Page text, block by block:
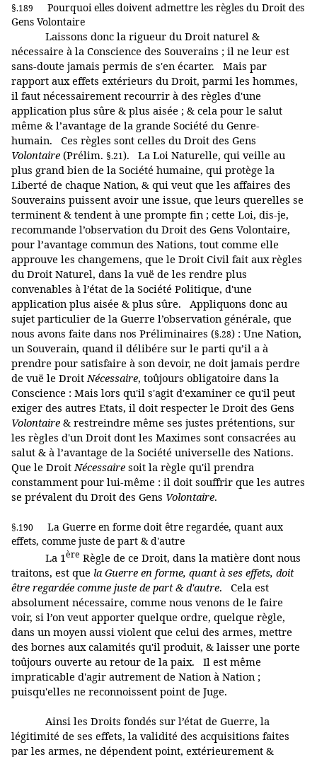
§.189
Pourquoi elles doivent admettre les règles du Droit des
Gens Volontaire
Laissons donc la rigueur du Droit naturel &
nécessaire à la Conscience des Souverains ; il ne leur est
sans-doute jamais permis de s'en écarter. Mais par
rapport aux effets extérieurs du Droit, parmi les hommes,
il faut nécessairement recourrir à des règles d'une
application plus sûre & plus aisée ; & cela pour le salut
même & l’avantage de la grande Société du Genre-
humain. Ces règles sont celles du Droit des Gens
Volontaire (Prélim. §.21). La Loi Naturelle, qui veille au
plus grand bien de la Société humaine, qui protège la
Liberté de chaque Nation, & qui veut que les affaires des
Souverains puissent avoir une issue, que leurs querelles se
terminent & tendent à une prompte fin ; cette Loi, dis-je,
recommande l’observation du Droit des Gens Volontaire,
pour l’avantage commun des Nations, tout comme elle
approuve les changemens, que le Droit Civil fait aux règles
du Droit Naturel, dans la vuë de les rendre plus
convenables à l’état de la Société Politique, d'une
application plus aisée & plus sûre. Appliquons donc au
sujet particulier de la Guerre l’observation générale, que
nous avons faite dans nos Préliminaires (§.28) : Une Nation,
un Souverain, quand il délibére sur le parti qu’il a à
prendre pour satisfaire à son devoir, ne doit jamais perdre
de vuë le DroitNécessaire, toûjours obligatoire dans la
Conscience : Mais lors qu'il s'agit d'examiner ce qu'il peut
exiger des autres Etats, il doit respecter le Droit des Gens
Volontaire & restreindre même ses justes prétentions, sur
les règles d'un Droit dont les Maximes sont consacrées au
salut & à l’avantage de la Société universelle des Nations.
Que le DroitNécessaire soit la règle qu'il prendra
constamment pour lui-même : il doit souffrir que les autres
se prévalent du Droit des Gens Volontaire.
§.190
La Guerre en forme doit être regardée, quant aux
effets, comme juste de part & d'autre
La 1ère Règle de ce Droit, dans la matière dont nous
traitons, est que la Guerre en forme, quant à ses effets, doit
être regardée comme juste de part & d'autre. Cela est
absolument nécessaire, comme nous venons de le faire
voir, si l’on veut apporter quelque ordre, quelque règle,
dans un moyen aussi violent que celui des armes, mettre
des bornes aux calamités qu'il produit, & laisser une porte
toûjours ouverte au retour de la paix. Il est même
impraticable d'agir autrement de Nation à Nation ;
puisqu'elles ne reconnoissent point de Juge.
Ainsi les Droits fondés sur l’état de Guerre, la
légitimité de ses effets, la validité des acquisitions faites
par les armes, ne dépendent point, extérieurement &